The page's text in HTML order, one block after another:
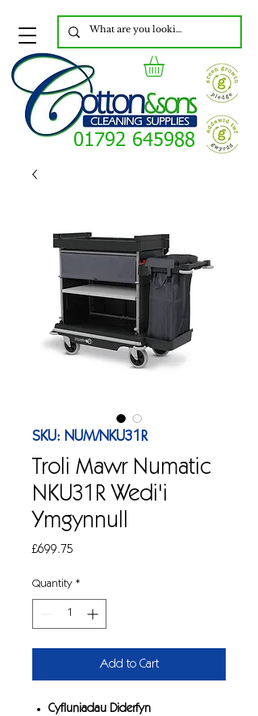
01792 645988
SKU: NUM/NKU31R
Troli Mawr Numatic
NKU31R Wedi'i
Ymgynnull
£699.75
Quantity *
Add to Cart
Cyfluniadau Diderfyn